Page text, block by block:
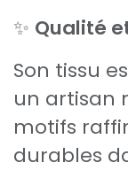
✨ Qualité
Son tissu
un artisan
motifs
durables